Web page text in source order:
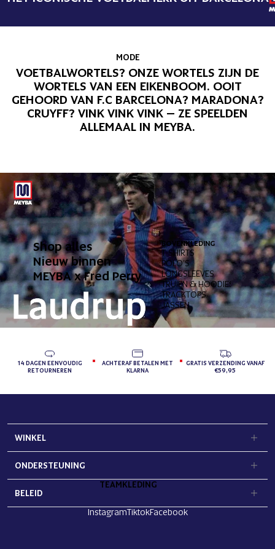
MODE
Shop alles
Nieuw binnen
MEYBA x Fred Perry
BOVENKLEDING
T-SHIRTS
POLO'S
LONGSLEEVES
TRUIEN & HOODIES
TRACKTOPS
JASSEN
KORTE
TEAMKLEDING
VOETBALWORTELS? ONZE WORTELS ZIJN DE
WORTELS VAN EEN EIKENBOOM. OOIT
GEHOORD VAN F.C BARCELONA? MARADONA?
CRUYFF? VINK VINK VINK – ZE SPEELDEN
ALLEMAAL IN MEYBA.
14 DAGEN EENVOUDIG
RETOURNEREN
ACHTERAF BETALEN MET
KLARNA
GRATIS VERZENDING VANAF
€59,95
WINKEL
ONDERSTEUNING
BELEID
InstagramTiktokFacebook